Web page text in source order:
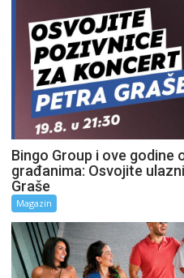
Bingo Group i ove godine
građanima: Osvojite
Graše
Magazin